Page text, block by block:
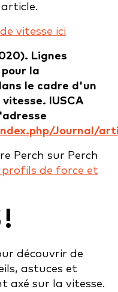
vitesse ici
Lignes
la
le cadre d'un
IUSCA
Journal/
Perch sur Perch
de force et
!
découvrir de
astuces et
axé sur la vitesse.